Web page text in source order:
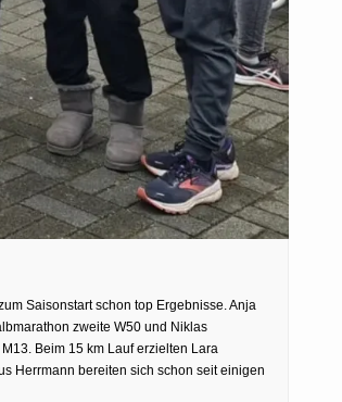
Saisonstart schon top Ergebnisse. Anja
zweite W50 und Niklas
Beim 15 km Lauf erzielten Lara
Herrmann bereiten sich schon seit einigen